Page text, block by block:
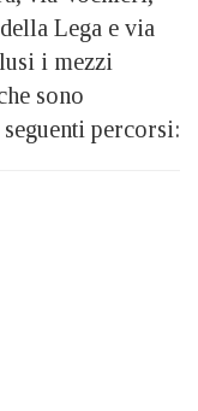
Lega e via
i mezzi
sono
percorsi: